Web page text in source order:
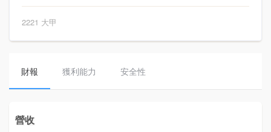
2221 大甲
財報 獲利能力 安全性
營收